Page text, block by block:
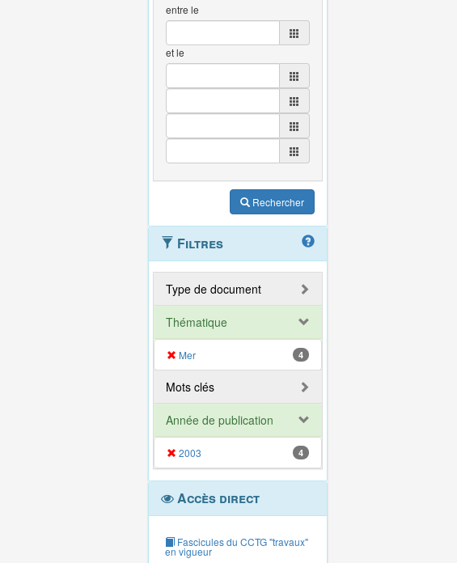
entre le
et le
Rechercher
Filtres
Type de document
Thématique
Mer 4
Mots clés
Année de publication
2003 4
Accès direct
Fascicules du CCTG "travaux"
en vigueur